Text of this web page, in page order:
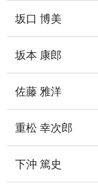
坂口 博美
坂本 康郎
佐藤 雅洋
重松 幸次郎
下沖 篤史